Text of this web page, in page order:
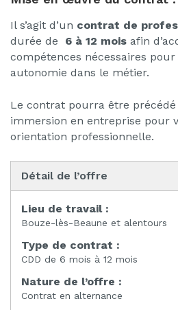
Il s’agit d’un contrat de
durée de 6 à 12 mois afin
compétences nécessaires
autonomie dans le métier.
Le contrat pourra être précédé
immersion en entreprise pour
orientation professionnelle.
Détail de l’offre
Lieu de travail :
Bouze-lès-Beaune et alentours
Type de contrat :
CDD de 6 mois à 12 mois
Nature de l’offre :
Contrat en alternance